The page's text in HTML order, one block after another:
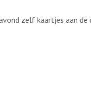
zelf kaartjes aan de